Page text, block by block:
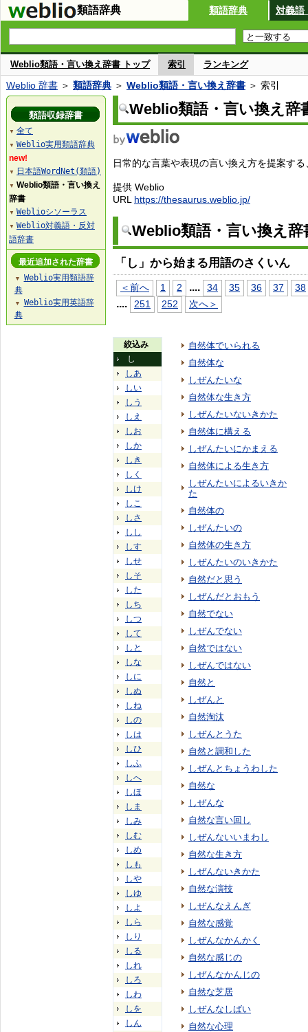
類語辞典 類語辞典 対義語
Weblio類語・言い換え辞書 トップ 索引 ランキング
Weblio 辞書 ＞ 類語辞典 ＞ Weblio類語・言い換え辞書 ＞ 索引
Weblio類語・言い換え辞
日常的な言葉や表現の言い換え方を提案す
提供 Weblio
URL https://thesaurus.weblio.jp/
Weblio類語・言い換え
「し」から始まる用語のさくいん
＜前へ 1 2 .... 34 35 36 37 38
.... 251 252 次へ＞
絞込み
し
しあ
しい
しう
しえ
しお
しか
しき
しく
しけ
しこ
しさ
しし
しす
しせ
しそ
した
しち
しつ
して
しと
しな
しに
しぬ
しね
しの
しは
しひ
しふ
しへ
しほ
しま
しみ
しむ
しめ
しも
しや
しゆ
しよ
しら
しり
しる
しれ
しろ
しわ
しを
しん
自然体でいられる
自然体な
しぜんたいな
自然体な生き方
しぜんたいないきかた
自然体に構える
しぜんたいにかまえる
自然体による生き方
しぜんたいによるいきか
た
自然体の
しぜんたいの
自然体の生き方
しぜんたいのいきかた
自然だと思う
しぜんだとおもう
自然でない
しぜんでない
自然ではない
しぜんではない
自然と
しぜんと
自然淘汰
しぜんとうた
自然と調和した
しぜんとちょうわした
自然な
しぜんな
自然な言い回し
しぜんないいまわし
自然な生き方
しぜんないきかた
自然な演技
しぜんなえんぎ
自然な感覚
しぜんなかんかく
自然な感じの
しぜんなかんじの
自然な芝居
しぜんなしばい
自然な心理
類語収録辞書
▼ 全て
▼ Weblio実用類語辞典
new!
▼ 日本語WordNet(類語)
▼ Weblio類語・言い換え
辞書
▼ Weblioシソーラス
▼ Weblio対義語・反対
語辞書
最近追加された辞書
▼
Weblio実用類語辞
典
▼
Weblio実用英語辞
典